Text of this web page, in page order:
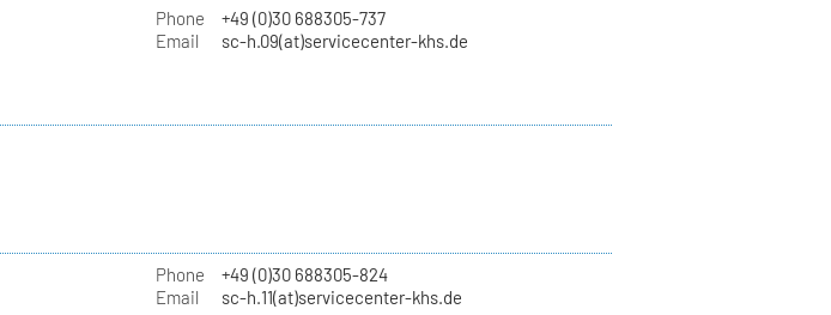
Phone
+49 (0)30 688305-737
Email
sc-h.09(at)servicecenter-khs.de
Phone
+49 (0)30 688305-824
Email
sc-h.11(at)servicecenter-khs.de